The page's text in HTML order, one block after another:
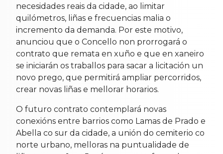
necesidades reais da cidade, ao limitar
quilómetros, liñas e frecuencias malia o
incremento da demanda. Por este motivo,
anunciou que o Concello non prorrogará o
contrato que remata en xuño e que en xaneiro
se iniciarán os traballos para sacar a licitación un
novo prego, que permitirá ampliar percorridos,
crear novas liñas e mellorar horarios.
O futuro contrato contemplará novas
conexións entre barrios como Lamas de Prado e
Abella co sur da cidade, a unión do cemiterio co
norte urbano, melloras na puntualidade de